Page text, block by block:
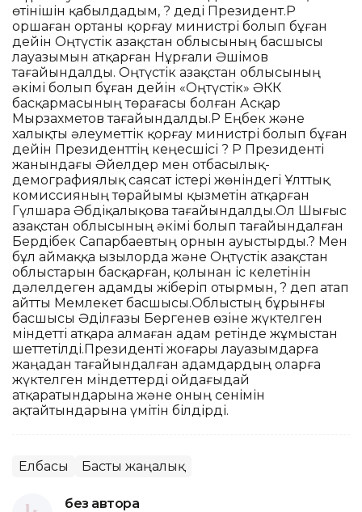
өтінішін қабылдадым, ? деді Президент.ҚР
Қоршаған ортаны қорғау министрі болып бұған
дейін Оңтүстік Қазақстан облысының басшысы
лауазымын атқарған Нұрғали Әшімов
тағайындалды. Оңтүстік Қазақстан облысының
әкімі болып бұған дейін «Оңтүстік» ӘКК
басқармасының төрағасы болған Асқар
Мырзахметов тағайындалды.ҚР Еңбек және
халықты әлеуметтік қорғау министрі болып бұған
дейін Президенттің кеңесшісі ? ҚР Президенті
жанындағы Әйелдер мен отбасылық-
демографиялық саясат істері жөніндегі Ұлттық
комиссияның төрайымы қызметін атқарған
Гүлшара Әбдіқалықова тағайындалды.Ол Шығыс
Қазақстан облысының әкімі болып тағайындалған
Бердібек Сапарбаевтың орнын ауыстырды.? Мен
бұл аймаққа Қызылорда және Оңтүстік Қазақстан
облыстарын басқарған, қолынан іс келетінін
дәлелдеген адамды жіберіп отырмын, ? деп атап
айтты Мемлекет басшысы.Облыстың бұрынғы
басшысы Әділғазы Бергенев өзіне жүктелген
міндетті атқара алмаған адам ретінде жұмыстан
шеттетілді.Президенті жоғары лауазымдарға
жаңадан тағайындалған адамдардың оларға
жүктелген міндеттерді ойдағыдай
атқаратындарына және оның сенімін
ақтайтындарына үмітін білдірді.
Елбасы Басты жаңалық
без автора